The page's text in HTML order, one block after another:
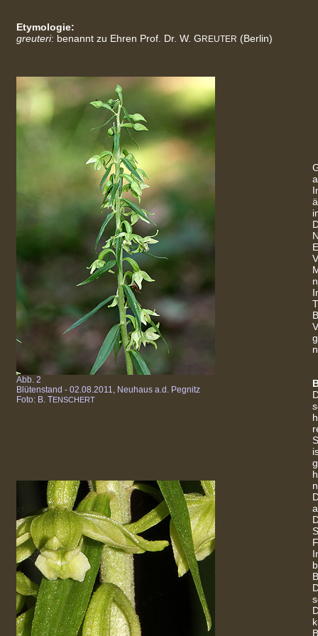
Etymologie:
greuteri: benannt zu Ehren Prof. Dr. W. G REUTER (Berlin)
Abb. 2
Blütenstand - 02.08.2011, Neuhaus a.d. Pegnitz
Foto: B. TENSCHERT